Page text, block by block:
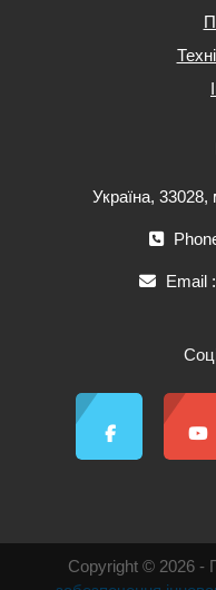
Україна,
Email :
Copyright © 2026 -